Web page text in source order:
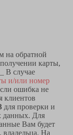
на обратной
карты,
В случае
и/или номер
ошибка не
клиентов
для проверки и
данных. Для
Вам будет
На